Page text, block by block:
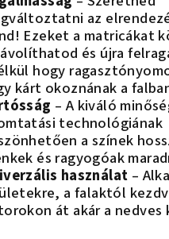
az
Ezeket a matricákat
és újra
hogy
kárt okoznának a
– A kiváló
technológiának
a színek
és ragyogóak
használat –
a falaktól
át akár a